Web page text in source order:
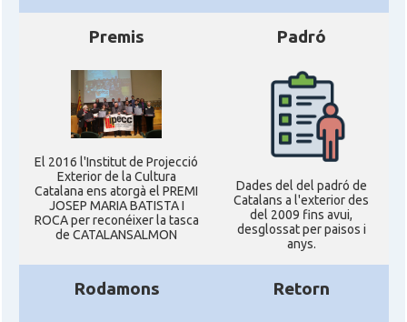
Premis
El 2016 l'Institut de Projecció
Exterior de la Cultura
Catalana ens atorgà el PREMI
JOSEP MARIA BATISTA I
ROCA per reconéixer la tasca
de CATALANSALMON
Padró
Dades del del padró de
Catalans a l'exterior des
del 2009 fins avui,
desglossat per paisos i
anys.
Rodamons Retorn